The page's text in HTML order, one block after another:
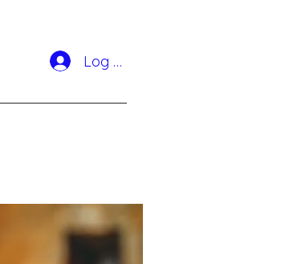
Log In